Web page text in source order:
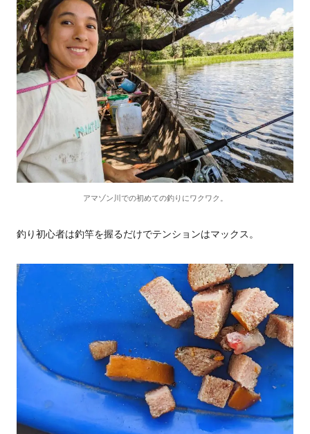
アマゾン川での初めての釣りにワクワク。
釣り初心者は釣竿を握るだけでテンションはマックス。